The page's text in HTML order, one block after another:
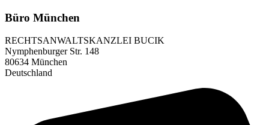
Büro München
RECHTSANWALTSKANZLEI BUCIK
Nymphenburger Str. 148
80634 München
Deutschland